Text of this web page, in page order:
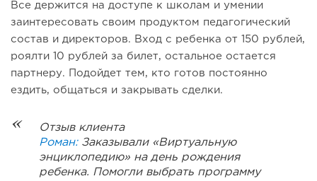
Все держится на доступе к школам и умении
заинтересовать своим продуктом педагогический
состав и директоров. Вход с ребенка от 150 рублей,
роялти 10 рублей за билет, остальное остается
партнеру. Подойдет тем, кто готов постоянно
ездить, общаться и закрывать сделки.
Отзыв клиента
Роман: Заказывали «Виртуальную
энциклопедию» на день рождения
ребенка. Помогли выбрать программу